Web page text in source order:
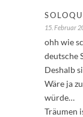
15. Februar
ohh wie
deutsche
Deshalb
Wäre ja
würde…
Träumen